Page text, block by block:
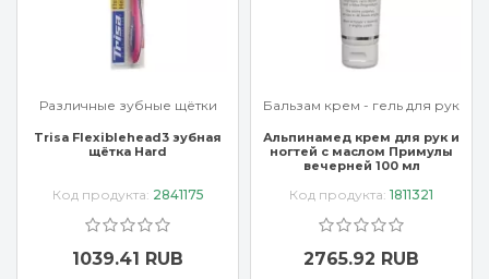
Различные зубные щётки
Trisa Flexiblehead3 зубная
щётка Hard
Код продукта: 2841175
1039.41 RUB
Бальзам крем - гель для рук
Альпинамед крем для рук и
ногтей с маслом Примулы
вечерней 100 мл
Код продукта: 1811321
2765.92 RUB